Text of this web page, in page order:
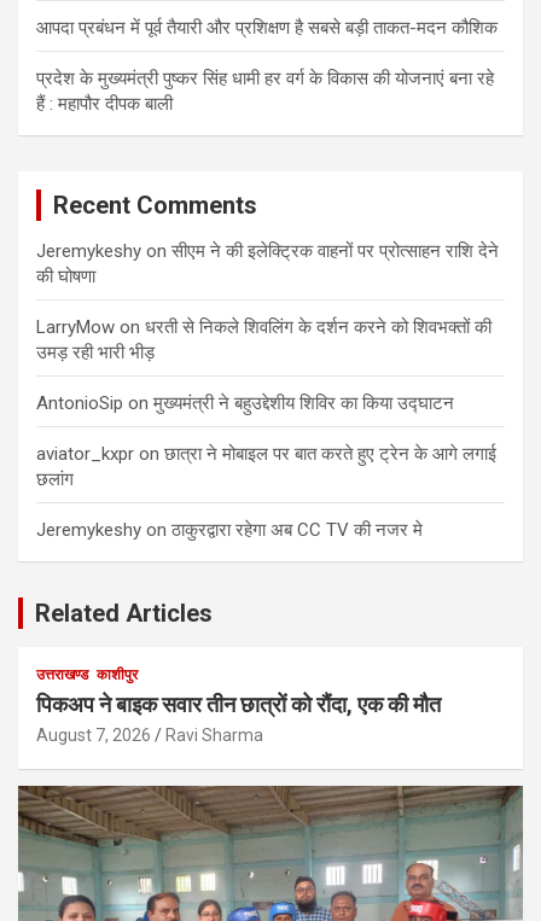
आपदा प्रबंधन में पूर्व तैयारी और प्रशिक्षण है सबसे बड़ी ताकत-मदन कौशिक
प्रदेश के मुख्यमंत्री पुष्कर सिंह धामी हर वर्ग के विकास की योजनाएं बना रहे
हैं : महापौर दीपक बाली
Recent Comments
Jeremykeshy onसीएम ने की इलेक्ट्रिक वाहनों पर प्रोत्साहन राशि देने
की घोषणा
LarryMow on धरती से निकले शिवलिंग के दर्शन करने को शिवभक्तों की
उमड़ रही भारी भीड़
AntonioSip onमुख्यमंत्री ने बहुउद्देशीय शिविर का किया उद्घाटन
aviator_kxpr onछात्रा ने मोबाइल पर बात करते हुए ट्रेन के आगे लगाई
छलांग
Jeremykeshy onठाकुरद्वारा रहेगा अब CC TV की नजर मे
Related Articles
उत्तराखण्ड काशीपुर
पिकअप ने बाइक सवार तीन छात्रों को रौंदा, एक की मौत
August 7, 2026 Ravi Sharma